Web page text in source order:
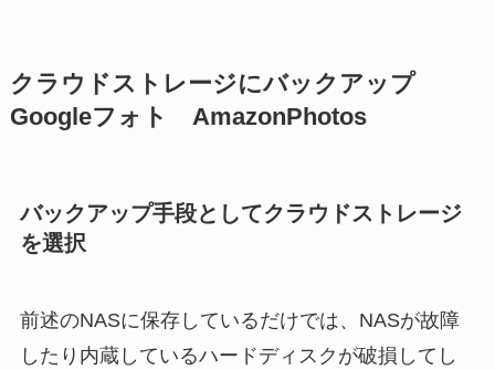
クラウドストレージにバックアップ
Googleフォト AmazonPhotos
バックアップ手段としてクラウドストレージ
を選択
前述のNASに保存しているだけでは、NASが故障
したり内蔵しているハードディスクが破損してし